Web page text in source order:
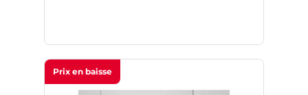
Prix en baisse